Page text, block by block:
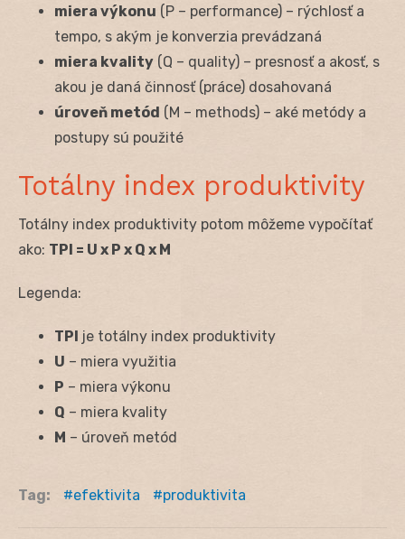
miera výkonu (P – performance) – rýchlosť a
tempo, s akým je konverzia prevádzaná
miera kvality (Q – quality) – presnosť a akosť, s
akou je daná činnosť (práce) dosahovaná
úroveň metód (M – methods) – aké metódy a
postupy sú použité
Totálny index produktivity
Totálny index produktivity potom môžeme vypočítať
ako: TPI = U x P x Q x M
Legenda:
TPI je totálny index produktivity
U – miera využitia
P – miera výkonu
Q – miera kvality
M – úroveň metód
Tag: efektivita produktivita